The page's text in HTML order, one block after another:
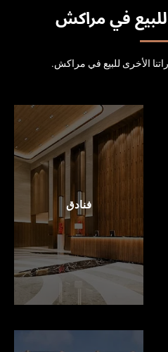
في مراكش
الأخرى للبيع في مراكش.
فنادق